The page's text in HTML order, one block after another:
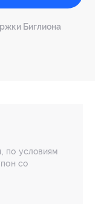
Биглиона
по условиям
со